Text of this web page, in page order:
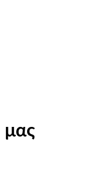
μας